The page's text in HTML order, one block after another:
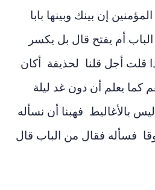
إن بينك وبينها بابا
أم يفتح قال بل يكسر
قلت أجل قلنا ‏ ‏لحذيفة ‏ ‏أكان
كما يعلم أن دون غد ليلة
بالأغاليط ‏ ‏فهبنا ‏أن نسأله
‏فسأله فقال من الباب قال